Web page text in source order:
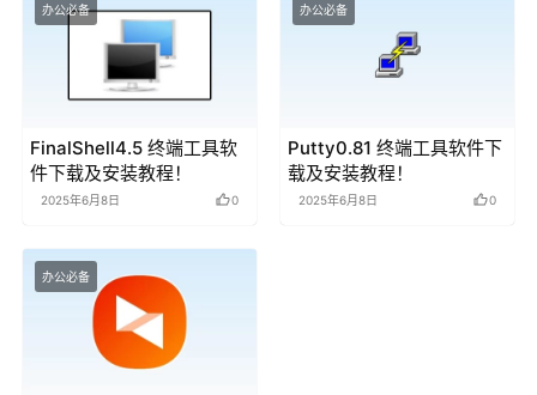
办公必备
FinalShell4.5 终端工具软
件下载及安装教程！
2025年6月8日 0
办公必备
Putty0.81 终端工具软件下
载及安装教程！
2025年6月8日 0
办公必备